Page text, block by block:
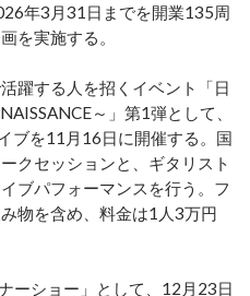
年3月31日までを開業135周
を実施する。
躍する人を招くイベント「日
～」第1弾として、
ブを11月16日に開催する。国
クセッションと、ギタリスト
ブパフォーマンスを行う。フ
物を含め、料金は1人3万円
ーショー」として、12月23日